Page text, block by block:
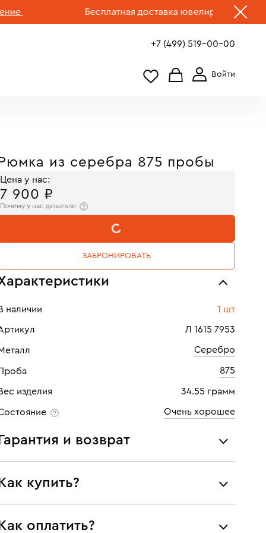
Бесплатная доставка ювелирных изделий по
+7 (499) 519-00-00
Рюмка из серебра 875 пробы
Цена у нас:
7 900 ₽
Почему у нас дешевле
В КОРЗИНУ
ЗАБРОНИРОВАТЬ
наличии 1 шт
Л 1615 7953
Серебро
875
изделия 34.55 грамм
Очень хорошее
Гарантия и возврат
предоставляем следующие гарантии:
брендовых украшений;
юридической чистоты изделий
Как купить?
Как оплатить?